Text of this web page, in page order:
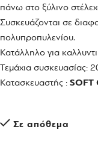
πάνω στο ξύλινο
Συσκευάζονται σε
πολυπροπυλενίου.
Κατάλληλο για
Τεμάχια συσκευασίας:
Κατασκευαστής : SOFT
Σε απόθεμα